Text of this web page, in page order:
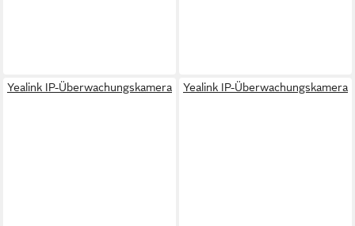
Yealink IP-Überwachungskamera Yealink IP-Überwachungskamera